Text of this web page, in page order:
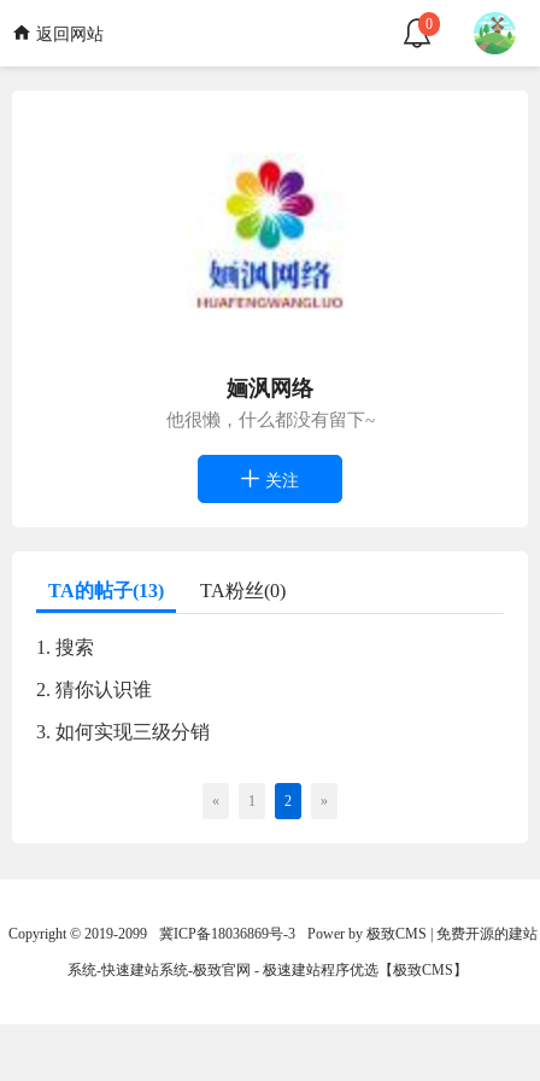
返回网站
0
婳沨网络
他很懒，什么都没有留下~
关注
TA的帖子(13) TA粉丝(0)
1. 搜索
2. 猜你认识谁
3. 如何实现三级分销
« 1 2 »
Copyright © 2019-2099 冀ICP备18036869号-3 Power by 极致CMS | 免费开源的建站
系统-快速建站系统-极致官网 - 极速建站程序优选【极致CMS】